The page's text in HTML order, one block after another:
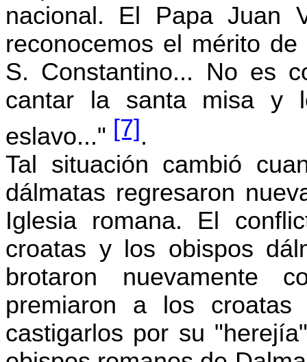
nacional. El Papa Juan
reconocemos el mérito
S. Constantino... No es
cantar la santa misa y
eslavo..." [7] .
Tal situación cambió
dálmatas regresaron
Iglesia romana. El
croatas y los obispos
brotaron nuevamente
premiaron a los
castigarlos por su